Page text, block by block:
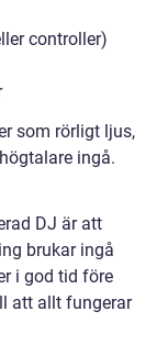
controller)
som rörligt ljus,
ingå.
DJ är att
brukar ingå
i god tid före
att allt fungerar